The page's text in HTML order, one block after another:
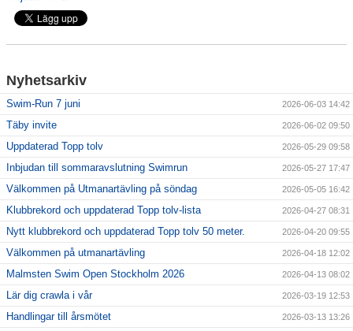
Nyhetsarkiv
Swim-Run 7 juni 2026-06-03 14:42
Täby invite 2026-06-02 09:50
Uppdaterad Topp tolv 2026-05-29 09:58
Inbjudan till sommaravslutning Swimrun 2026-05-27 17:47
Välkommen på Utmanartävling på söndag 2026-05-05 16:42
Klubbrekord och uppdaterad Topp tolv-lista 2026-04-27 08:31
Nytt klubbrekord och uppdaterad Topp tolv 50 meter. 2026-04-20 09:55
Välkommen på utmanartävling 2026-04-18 12:02
Malmsten Swim Open Stockholm 2026 2026-04-13 08:02
Lär dig crawla i vår 2026-03-19 12:53
Handlingar till årsmötet 2026-03-13 13:26